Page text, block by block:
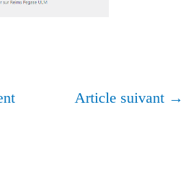
Article suivant →